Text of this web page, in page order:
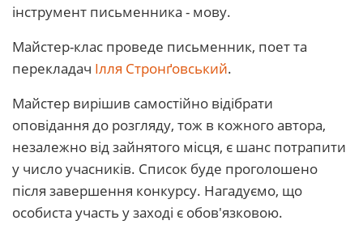
інструмент письменника - мову.
Майстер-клас проведе письменник, поет та
перекладач Ілля Стронґовський.
Майстер вирішив самостійно відібрати
оповідання до розгляду, тож в кожного автора,
незалежно від зайнятого місця, є шанс потрапити
у число учасників. Список буде проголошено
після завершення конкурсу. Нагадуємо, що
особиста участь у заході є обов'язковою.